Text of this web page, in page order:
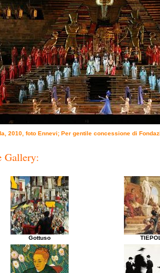
2010, foto Ennevi; Per gentile concessione di
Gallery:
Gottuso